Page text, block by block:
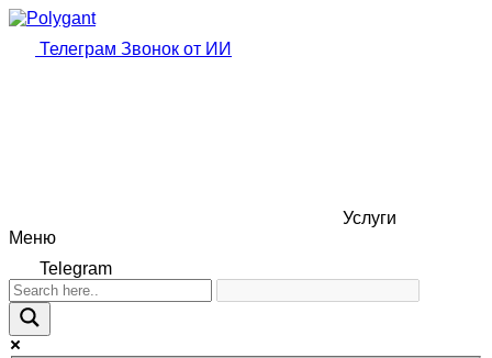
Телеграм Звонок от ИИ
Услуги
Меню
Telegram